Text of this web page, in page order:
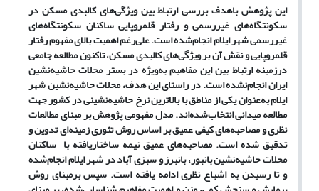
این پژوهش باهدف بررسی ارتباط بین ویژگی‌های کالبدی مسکن در
سکونتگاه‌های غیررسمی و رفتار قلمروپایی ساکنان سکونتگاه‌های
غیررسمی شهر ایلام انجام‌شده است. علی‌رغم اهمیت بالای مفهوم رفتار
قلمروپایی و نقش آن بر ویژگی‌های کالبدی مسکن، تاکنون مطالعه جامعی
درزمینه ارتباط بین این مفاهیم به‌ویژه در بستر محلات حاشیه‌نشین
ایران انجام‌نشده است. در راستای این هدف، محلات حاشیه‌نشین شهر
ایلام به‌عنوان یکی از مناطق با بالاترین نرخ حاشیه‌نشینی در کشور جهت
مطالعه میدانی انتخاب‌شده‌اند. مدل مفهومی پژوهش بر مبنای مطالعات
نظری و مصاحبه‌های کیفی عمیق بر اساس روش تئوری زمینه‌ای تدوین و
تدقیق شده است. مصاحبه‌های عمیق نیمه ساختاریافته با ساکنان
محلات حاشیه‌نشین بانبور، بان­برز و سبزی آباد در شهر ایلام انجام‌شده
و تا رسیدن به اشباع نظری ادامه یافته است. سپس برمبنای روش